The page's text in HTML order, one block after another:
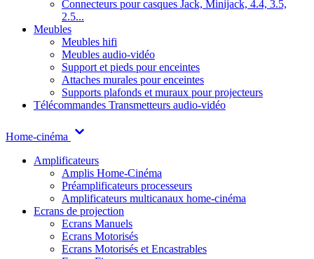
Connecteurs pour casques Jack, Minijack, 4.4, 3.5,
2.5...
Meubles
Meubles hifi
Meubles audio-vidéo
Support et pieds pour enceintes
Attaches murales pour enceintes
Supports plafonds et muraux pour projecteurs
Télécommandes Transmetteurs audio-vidéo
Home-cinéma
Amplificateurs
Amplis Home-Cinéma
Préamplificateurs processeurs
Amplificateurs multicanaux home-cinéma
Ecrans de projection
Ecrans Manuels
Ecrans Motorisés
Ecrans Motorisés et Encastrables